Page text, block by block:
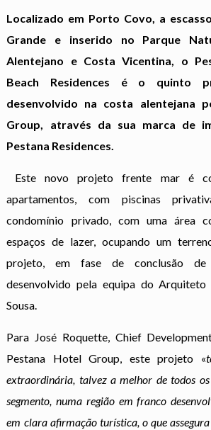
Localizado em Porto Covo, a
Grande e inserido no Parque
Alentejano e Costa Vicentina, o
Beach Residences é o quinto
desenvolvido na costa alentejana
Group, através da sua marca de
Pestana Residences.
Este novo projeto frente mar é
apartamentos, com piscinas
condomínio privado, com uma área
espaços de lazer, ocupando um
projeto, em fase de conclusão de
desenvolvido pela equipa do Arquiteto
Sousa.
Para José Roquette, Chief
Pestana Hotel Group, este projeto «
extraordinária, talvez a melhor de todos os
segmento, numa região em franco
em clara afirmação turística, o que